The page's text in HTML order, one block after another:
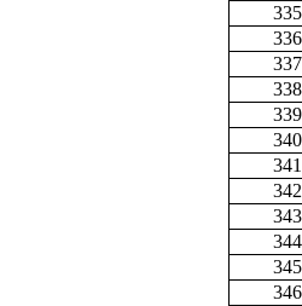
335
336
337
338
339
340
341
342
343
344
345
346